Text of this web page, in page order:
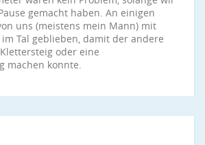
gemacht haben. An einigen
uns (meistens mein Mann) mit
Tal geblieben, damit der andere
oder eine
machen konnte.